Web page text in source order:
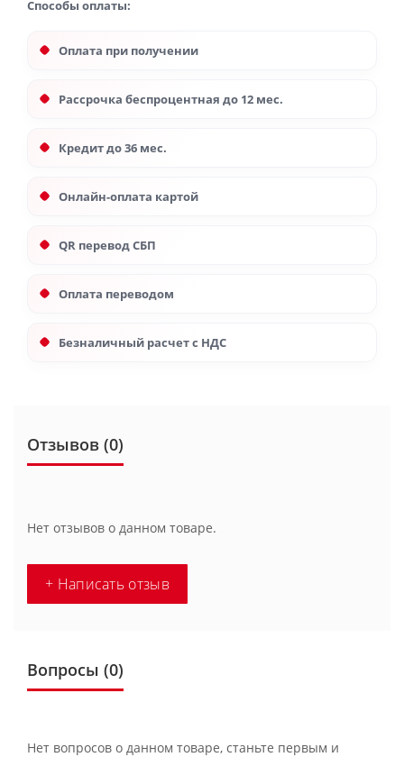
Способы оплаты:
Оплата при получении
Рассрочка беспроцентная до 12 мес.
Кредит до 36 мес.
Онлайн-оплата картой
QR перевод СБП
Оплата переводом
Безналичный расчет с НДС
Отзывов (0)
Нет отзывов о данном товаре.
+ Написать отзыв
Вопросы (0)
Нет вопросов о данном товаре, станьте первым и